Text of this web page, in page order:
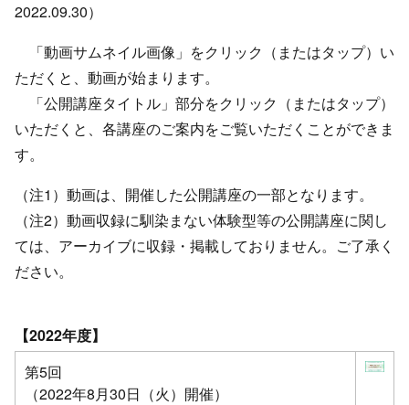
2022.09.30）
「動画サムネイル画像」をクリック（またはタップ）い
ただくと、動画が始まります。
「公開講座タイトル」部分をクリック（またはタップ）
いただくと、各講座のご案内をご覧いただくことができま
す。
（注1）動画は、開催した公開講座の一部となります。
（注2）動画収録に馴染まない体験型等の公開講座に関し
ては、アーカイブに収録・掲載しておりません。ご了承く
ださい。
【2022年度】
第5回
（2022年8月30日（火）開催）